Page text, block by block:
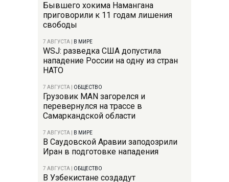
Бывшего хокима Намангана
приговорили к 11 годам лишения
свободы
7 АВГУСТА В МИРЕ
WSJ: разведка США допустила
нападение России на одну из стран
НАТО
7 АВГУСТА ОБЩЕСТВО
Грузовик MAN загорелся и
перевернулся на трассе в
Самаркандской области
7 АВГУСТА В МИРЕ
В Саудовской Аравии заподозрили
Иран в подготовке нападения
7 АВГУСТА ОБЩЕСТВО
В Узбекистане создадут